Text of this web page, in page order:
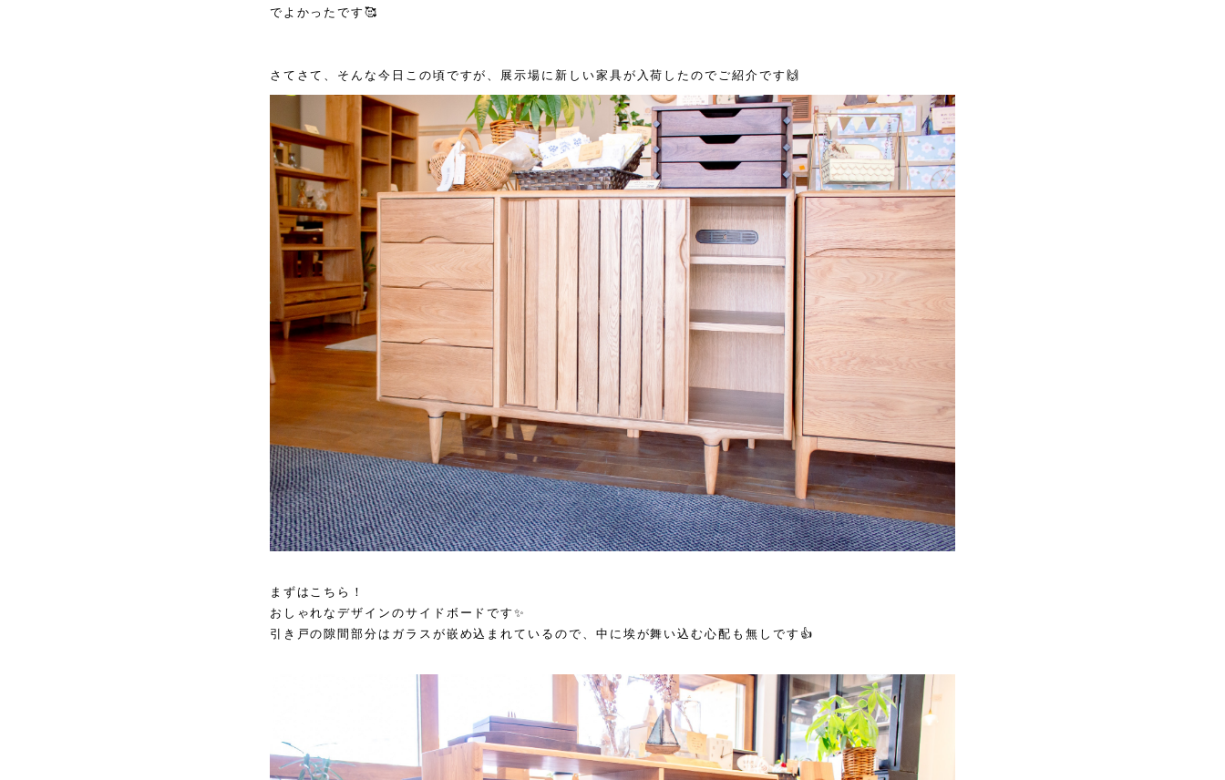
でよかったです🥰
さてさて、そんな今日この頃ですが、展示場に新しい家具が入荷したのでご紹介です🙌
まずはこちら！
おしゃれなデザインのサイドボードです✨
引き戸の隙間部分はガラスが嵌め込まれているので、中に埃が舞い込む心配も無しです👍